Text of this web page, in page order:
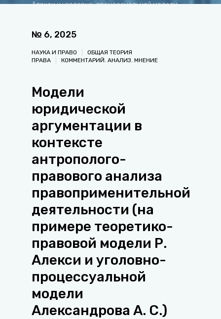
Алекси и уголовно-процессуальной модели
№ 6, 2025
НАУКА И ПРАВО
ОБЩАЯ ТЕОРИЯ
ПРАВА
КОММЕНТАРИЙ. АНАЛИЗ. МНЕНИЕ
Модели
юридической
аргументации в
контексте
антрополого-
правового анализа
правоприменительной
деятельности (на
примере теоретико-
правовой модели Р.
Алекси и уголовно-
процессуальной
модели
Александрова А. С.)